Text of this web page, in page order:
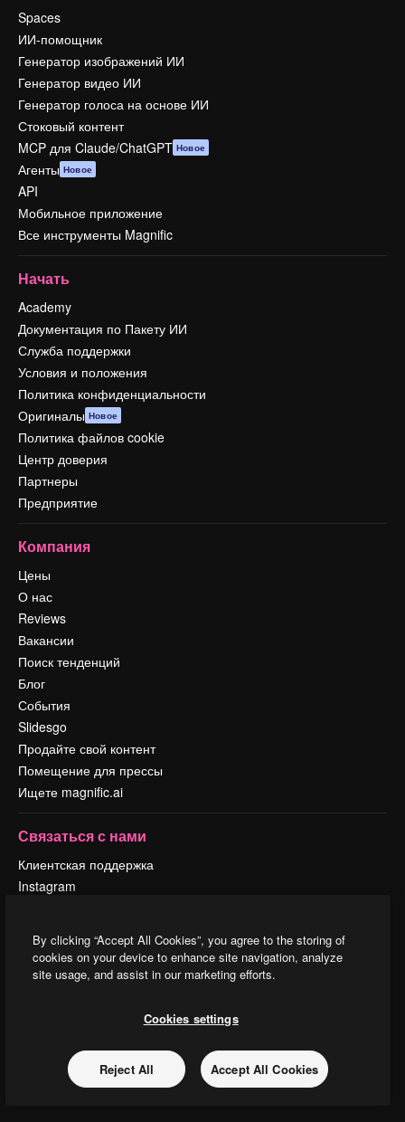
Spaces
ИИ-помощник
Генератор изображений ИИ
Генератор видео ИИ
Генератор голоса на основе ИИ
Стоковый контент
MCP для Claude/ChatGPT Новое
Агенты Новое
API
Мобильное приложение
Все инструменты Magnific
Начать
Academy
Документация по Пакету ИИ
Служба поддержки
Условия и положения
Политика конфиденциальности
Оригиналы Новое
Политика файлов cookie
Центр доверия
Партнеры
Предприятие
Компания
Цены
О нас
Reviews
Вакансии
Поиск тенденций
Блог
События
Slidesgo
Продайте свой контент
Помещение для прессы
Ищете magnific.ai
Связаться с нами
Клиентская поддержка
Instagram
TikTok
Discord
Copyright © 2010- Freepik Company S.L.U. Все права защищены
By clicking “Accept All Cookies”, you agree to the storing of
cookies on your device to enhance site navigation, analyze
site usage, and assist in our marketing efforts.
Cookies settings
Reject All Accept All Cookies